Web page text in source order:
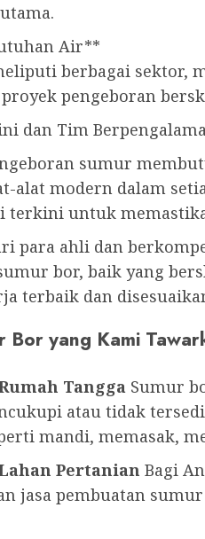
Air**
berbagai
pengeboran
dan Tim
sumur
alat modern dalam
terkini untuk
para ahli dan
bor, baik yang
terbaik dan
Bor yang Kami
Tangga Sumur
atau tidak
mandi, memasak,
Pertanian Bagi
jasa pembuatan